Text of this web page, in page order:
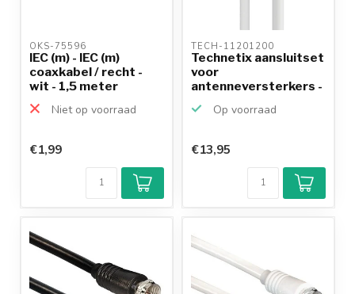
OKS-75596
IEC (m) - IEC (m)
coaxkabel / recht -
wit - 1,5 meter
Niet op voorraad
€1,99
TECH-11201200
Technetix aansluitset
voor
antenneversterkers -
Op voorraad
€13,95